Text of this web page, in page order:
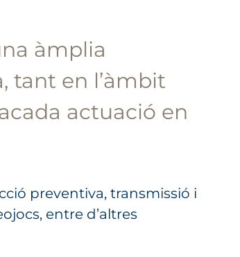
àmplia
tant en l’àmbit
actuació en
preventiva, transmissió i
entre d’altres